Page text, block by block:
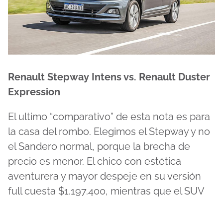
Renault Stepway Intens vs. Renault Duster
Expression
El ultimo “comparativo” de esta nota es para
la casa del rombo. Elegimos el Stepway y no
el Sandero normal, porque la brecha de
precio es menor. El chico con estética
aventurera y mayor despeje en su versión
full cuesta $1.197.400, mientras que el SUV